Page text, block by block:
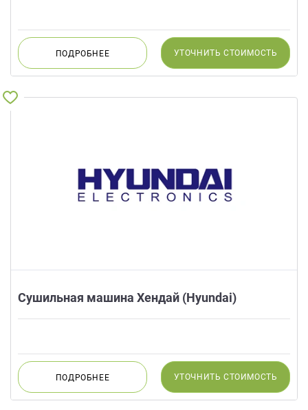
ПОДРОБНЕЕ УТОЧНИТЬ СТОИМОСТЬ
Сушильная машина Хендай (Hyundai)
ПОДРОБНЕЕ УТОЧНИТЬ СТОИМОСТЬ